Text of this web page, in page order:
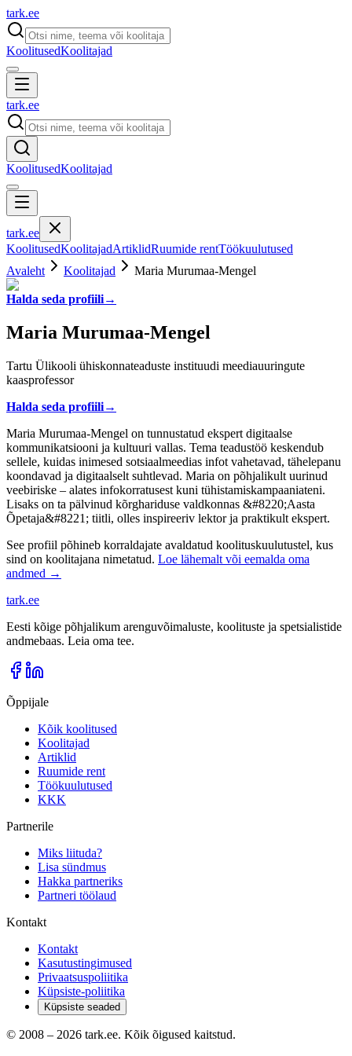
tark.ee
KoolitusedKoolitajad
tark.ee
KoolitusedKoolitajad
tark.ee
KoolitusedKoolitajadArtiklidRuumide rentTöökuulutused
Avaleht
Koolitajad Maria Murumaa-Mengel
Halda seda profiili→
Maria Murumaa-Mengel
Tartu Ülikooli ühiskonnateaduste instituudi meediauuringute
kaasprofessor
Halda seda profiili→
Maria Murumaa-Mengel on tunnustatud ekspert digitaalse
kommunikatsiooni ja kultuuri vallas. Tema teadustöö keskendub
sellele, kuidas inimesed sotsiaalmeedias infot vahetavad, tähelepanu
koondavad ja digitaalselt suhtlevad. Maria on põhjalikult uurinud
veebiriske – alates infokorratusest kuni tühistamiskampaaniateni.
Lisaks on ta pälvinud kõrghariduse valdkonnas &#8220;Aasta
Õpetaja&#8221; tiitli, olles inspireeriv lektor ja praktikult ekspert.
See profiil põhineb korraldajate avaldatud koolituskuulutustel, kus
sind on koolitajana nimetatud. Loe lähemalt või eemalda oma
andmed →
tark.ee
Eesti kõige põhjalikum arenguvõimaluste, koolituste ja spetsialistide
andmebaas. Leia oma tee.
Õppijale
Kõik koolitused
Koolitajad
Artiklid
Ruumide rent
Töökuulutused
KKK
Partnerile
Miks liituda?
Lisa sündmus
Hakka partneriks
Partneri töölaud
Kontakt
Kontakt
Kasutustingimused
Privaatsuspoliitika
Küpsiste-poliitika
Küpsiste seaded
© 2008 – 2026 tark.ee. Kõik õigused kaitstud.